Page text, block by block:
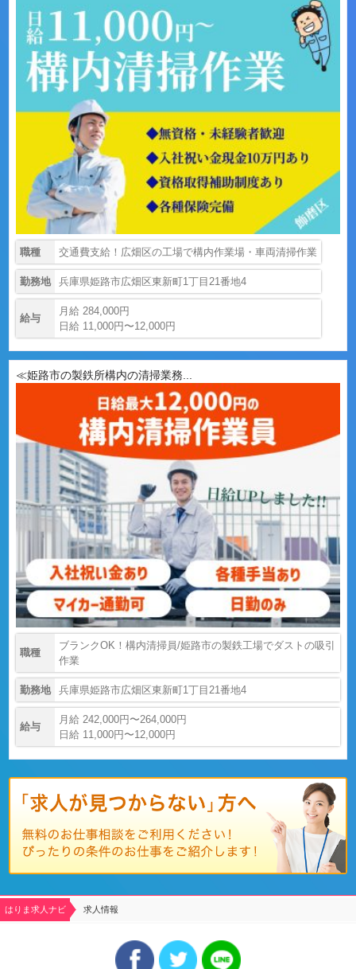
職種 交通費支給！広畑区の工場で構内作業場・車両清掃作業
勤務地 兵庫県姫路市広畑区東新町1丁目21番地4
給与
月給 284,000円
日給 11,000円〜12,000円
≪姫路市の製鉄所構内の清掃業務...
職種
ブランクOK！構内清掃員/姫路市の製鉄工場でダストの吸引
作業
勤務地 兵庫県姫路市広畑区東新町1丁目21番地4
給与
月給 242,000円〜264,000円
日給 11,000円〜12,000円
はりま求人ナビ 求人情報